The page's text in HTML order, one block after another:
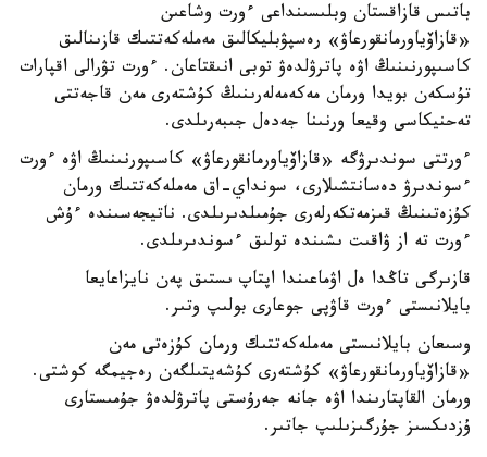
باتىس قازاقستان وبلىسىنداعى ءورت وشاعىن
«قازاۆياورمانقورعاۋ» رەسپۋبليكالىق مەملەكەتتىك قازىنالىق
كاسىپورنىنىڭ اۋە پاترۋلدەۋ توبى انىقتاعان. ءورت تۋرالى اقپارات
تۇسكەن بويدا ورمان مەكەمەلەرىنىڭ كۇشتەرى مەن قاجەتتى
تەحنيكاسى وقيعا ورنىنا جەدەل جىبەرىلدى.
ءورتتى سوندىرۋگە «قازاۆياورمانقورعاۋ» كاسىپورنىنىڭ اۋە ءورت
ءسوندىرۋ دەسانتشىلارى، سونداي-اق مەملەكەتتىك ورمان
كۇزەتىنىڭ قىزمەتكەرلەرى جۇمىلدىرىلدى. ناتيجەسىندە ءۇش
ءورت تە از ۋاقىت ىشىندە تولىق ءسوندىرىلدى.
قازىرگى تاڭدا ەل اۋماعىندا اپتاپ ىستىق پەن نايزاعايعا
بايلانىستى ءورت قاۋپى جوعارى بولىپ وتىر.
وسىعان بايلانىستى مەملەكەتتىك ورمان كۇزەتى مەن
«قازاۆياورمانقورعاۋ» كۇشتەرى كۇشەيتىلگەن رەجيمگە كوشتى.
ورمان القاپتارىندا اۋە جانە جەرۇستى پاترۋلدەۋ جۇمىستارى
ۇزدىكسىز جۇرگىزىلىپ جاتىر.